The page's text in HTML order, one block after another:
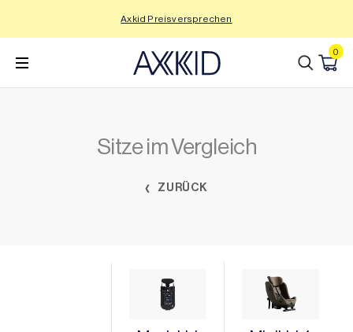
wechseln
Axkid Preisversprechen
0
Sitze im Vergleich
ZURÜCK